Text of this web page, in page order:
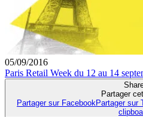
05/09/2016
Paris Retail Week du 12 au 14
Partager
Partager sur Facebook Partager sur